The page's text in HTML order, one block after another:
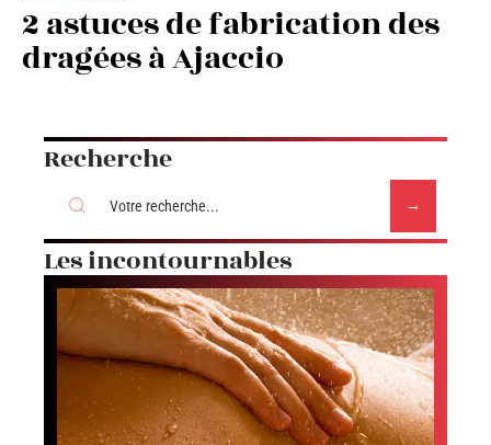
2 astuces de fabrication des
dragées à Ajaccio
Recherche
Les incontournables